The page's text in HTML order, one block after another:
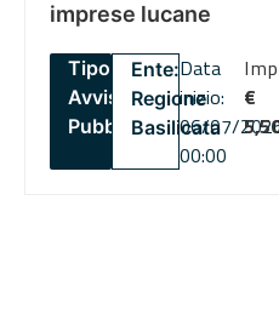
imprese lucane
Tipo:
Avviso
Pubblico
Ente:
Regione
Basilicata
Data
inizio:
06/07/
00:00
€